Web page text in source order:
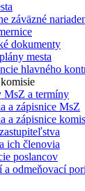
záväzné
dokumenty
mesta
hlavného
MsZ a termíny
a zápisnice MsZ
a zápisnice
ich členovia
poslancov
a odmeňovací